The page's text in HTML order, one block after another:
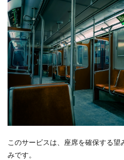
このサービスは、座席を確保する
みです。